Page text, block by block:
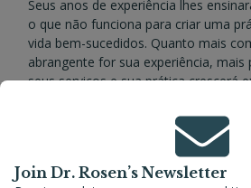
Seus anos de experiência lhes
o que não funciona para criar uma
vida bem-sucedidos. Quanto mais
abrangente for sua experiência, mais
seus serviços e sua prática crescerá
Read more about our vision
Join Dr. Rosen’s Newsletter